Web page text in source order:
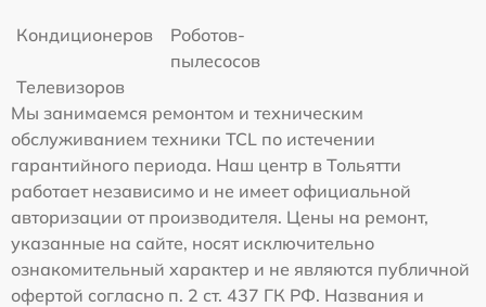
Кондиционеров
Роботов-
пылесосов
Телевизоров
Мы занимаемся ремонтом и техническим
обслуживанием техники TCL по истечении
гарантийного периода. Наш центр в Тольятти
работает независимо и не имеет официальной
авторизации от производителя. Цены на ремонт,
указанные на сайте, носят исключительно
ознакомительный характер и не являются публичной
офертой согласно п. 2 ст. 437 ГК РФ. Названия и